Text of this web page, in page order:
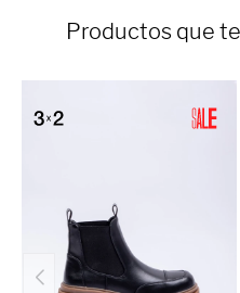
Productos que